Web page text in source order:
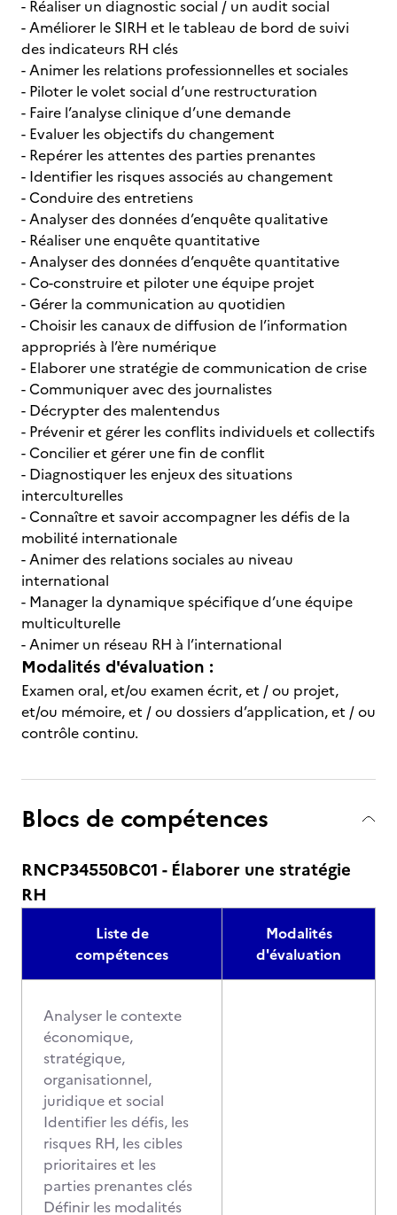
- Réaliser un diagnostic social / un audit social
- Améliorer le SIRH et le tableau de bord de suivi
des indicateurs RH clés
- Animer les relations professionnelles et sociales
- Piloter le volet social d’une restructuration
- Faire l’analyse clinique d’une demande
- Evaluer les objectifs du changement
- Repérer les attentes des parties prenantes
- Identifier les risques associés au changement
- Conduire des entretiens
- Analyser des données d’enquête qualitative
- Réaliser une enquête quantitative
- Analyser des données d’enquête quantitative
- Co-construire et piloter une équipe projet
- Gérer la communication au quotidien
- Choisir les canaux de diffusion de l’information
appropriés à l’ère numérique
- Elaborer une stratégie de communication de crise
- Communiquer avec des journalistes
- Décrypter des malentendus
- Prévenir et gérer les conflits individuels et collectifs
- Concilier et gérer une fin de conflit
- Diagnostiquer les enjeux des situations
interculturelles
- Connaître et savoir accompagner les défis de la
mobilité internationale
- Animer des relations sociales au niveau
international
- Manager la dynamique spécifique d’une équipe
multiculturelle
- Animer un réseau RH à l’international
Modalités d'évaluation :
Examen oral, et/ou examen écrit, et / ou projet,
et/ou mémoire, et / ou dossiers d’application, et / ou
contrôle continu.
Blocs de compétences
RNCP34550BC01 - Élaborer une stratégie
RH
Liste de
compétences
Modalités
d'évaluation
Analyser le contexte
économique,
stratégique,
organisationnel,
juridique et social
Identifier les défis, les
risques RH, les cibles
prioritaires et les
parties prenantes clés
Définir les modalités